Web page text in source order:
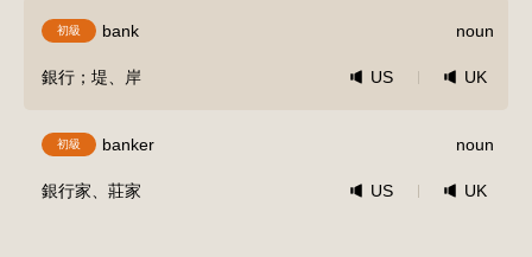
初級 bank noun
銀行；堤、岸 US UK
初級 banker noun
銀行家、莊家 US UK